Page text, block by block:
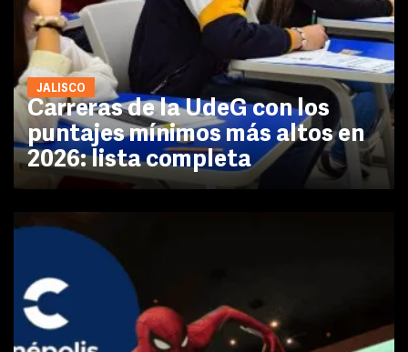
JALISCO
Carreras de la UdeG con los
puntajes mínimos más altos en
2026: lista completa